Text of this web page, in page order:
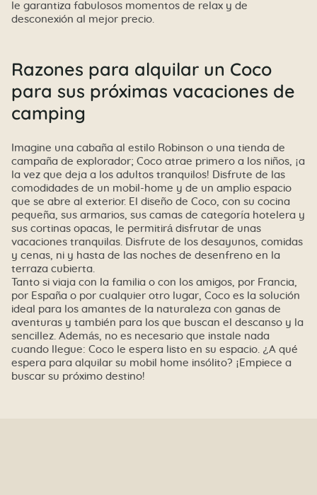
le garantiza fabulosos momentos de relax y de
desconexión al mejor precio.
Razones para alquilar un Coco
para sus próximas vacaciones de
camping
Imagine una cabaña al estilo Robinson o una tienda de
campaña de explorador; Coco atrae primero a los niños, ¡a
la vez que deja a los adultos tranquilos! Disfrute de las
comodidades de un mobil-home y de un amplio espacio
que se abre al exterior. El diseño de Coco, con su cocina
pequeña, sus armarios, sus camas de categoría hotelera y
sus cortinas opacas, le permitirá disfrutar de unas
vacaciones tranquilas. Disfrute de los desayunos, comidas
y cenas, ni y hasta de las noches de desenfreno en la
terraza cubierta.
Tanto si viaja con la familia o con los amigos, por Francia,
por España o por cualquier otro lugar, Coco es la solución
ideal para los amantes de la naturaleza con ganas de
aventuras y también para los que buscan el descanso y la
sencillez. Además, no es necesario que instale nada
cuando llegue: Coco le espera listo en su espacio. ¿A qué
espera para alquilar su mobil home insólito? ¡Empiece a
buscar su próximo destino!